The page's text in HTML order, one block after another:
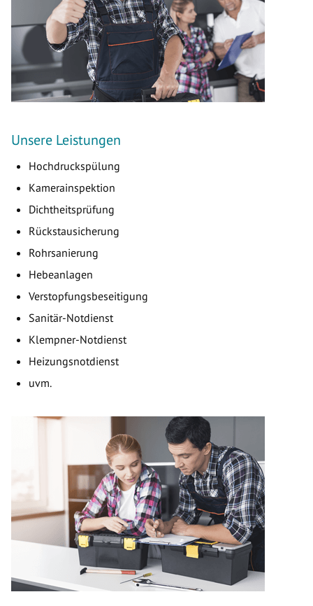
Unsere Leistungen
Hochdruckspülung
Kamerainspektion
Dichtheitsprüfung
Rückstausicherung
Rohrsanierung
Hebeanlagen
Verstopfungsbeseitigung
Sanitär-Notdienst
Klempner-Notdienst
Heizungsnotdienst
uvm.